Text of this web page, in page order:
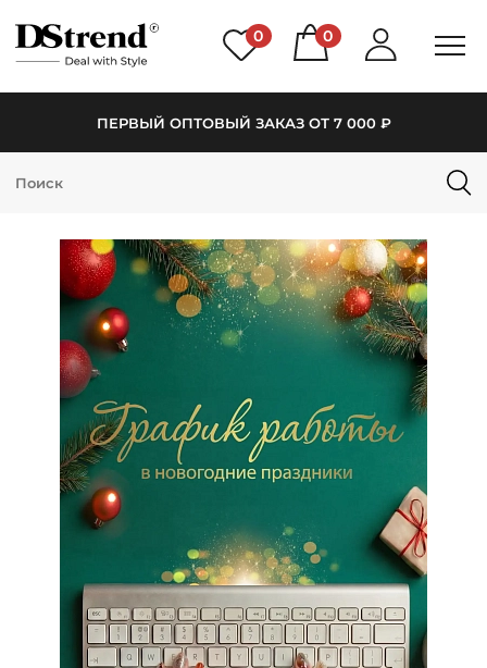
0 0
ПЕРВЫЙ ОПТОВЫЙ ЗАКАЗ ОТ 7 000 ₽
КАТАЛОГ
НОВИНКИ
PREMIUM
РАСПРОДАЖА
АКЦИИ
КОНТАКТЫ
ЖУРНАЛ
О НАС